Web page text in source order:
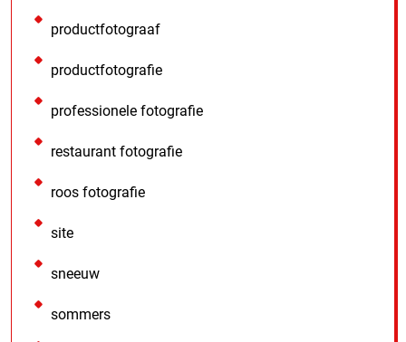
productfotograaf
productfotografie
professionele fotografie
restaurant fotografie
roos fotografie
site
sneeuw
sommers